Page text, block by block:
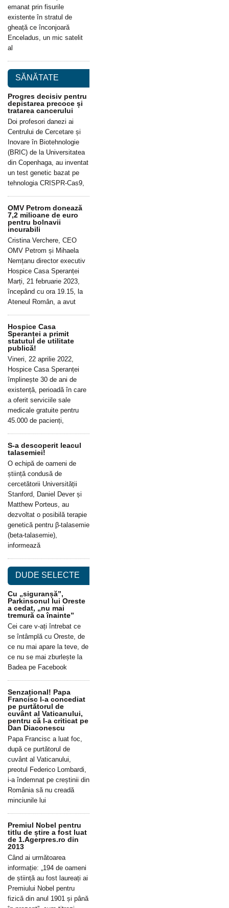
emanat prin fisurile
existente în stratul de
gheață ce înconjoară
Enceladus, un mic satelit
al
SĂNĂTATE
Progres decisiv pentru
depistarea precoce și
tratarea cancerului
Doi profesori danezi ai
Centrului de Cercetare și
Inovare în Biotehnologie
(BRIC) de la Universitatea
din Copenhaga, au inventat
un test genetic bazat pe
tehnologia CRISPR-Cas9,
OMV Petrom donează
7,2 milioane de euro
pentru bolnavii
incurabili
Cristina Verchere, CEO
OMV Petrom și Mihaela
Nemțanu director executiv
Hospice Casa Speranței
Marți, 21 februarie 2023,
începând cu ora 19.15, la
Ateneul Român, a avut
Hospice Casa
Speranței a primit
statutul de utilitate
publică!
Vineri, 22 aprilie 2022,
Hospice Casa Speranței
împlinește 30 de ani de
existență, perioadă în care
a oferit serviciile sale
medicale gratuite pentru
45.000 de pacienți,
S-a descoperit leacul
talasemiei!
O echipă de oameni de
știință condusă de
cercetătorii Universității
Stanford, Daniel Dever și
Matthew Porteus, au
dezvoltat o posibilă terapie
genetică pentru β-talasemie
(beta-talasemie),
informează
DUDE SELECTE
Cu „siguranșă”,
Parkinsonul lui Oreste
a cedat, „nu mai
tremură ca înainte”
Cei care v-ați întrebat ce
se întâmplă cu Oreste, de
ce nu mai apare la teve, de
ce nu se mai zburlește la
Badea pe Facebook
Senzațional! Papa
Francisc l-a concediat
pe purtătorul de
cuvânt al Vaticanului,
pentru că l-a criticat pe
Dan Diaconescu
Papa Francisc a luat foc,
după ce purtătorul de
cuvânt al Vaticanului,
preotul Federico Lombardi,
i-a îndemnat pe creștinii din
România să nu creadă
minciunile lui
Premiul Nobel pentru
titlu de știre a fost luat
de 1.Agerpres.ro din
2013
Când ai următoarea
informație: „194 de oameni
de știință au fost laureați ai
Premiului Nobel pentru
fizică din anul 1901 și până